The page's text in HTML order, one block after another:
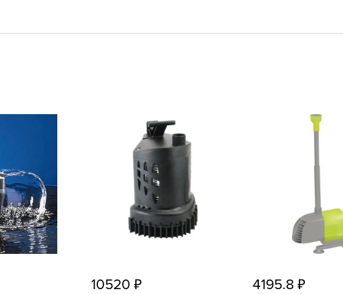
LISTOK
Raco
Robin
Rubit
Santino
Terra
10520 4195.8